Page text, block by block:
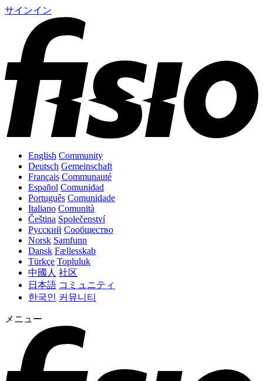
サインイン
English Community
Deutsch Gemeinschaft
Français Communauté
Español Comunidad
Português Comunidade
Italiano Comunità
Čeština Společenství
Русский Сообщество
Norsk Samfunn
Dansk Fællesskab
Türkçe Topluluk
中國人 社区
日本語 コミュニティ
한국인 커뮤니티
メニュー